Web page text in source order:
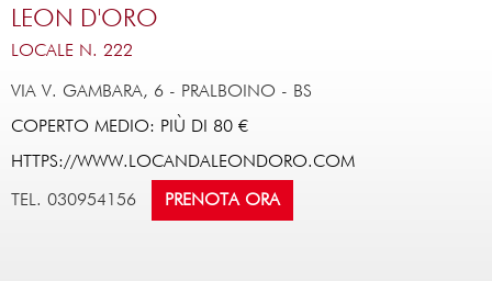
LEON D'ORO
LOCALE N. 222
VIA V. GAMBARA, 6 - PRALBOINO - BS
COPERTO MEDIO: PIÙ DI 80 €
HTTPS://WWW.LOCANDALEONDORO.COM
TEL. 030954156 PRENOTA ORA